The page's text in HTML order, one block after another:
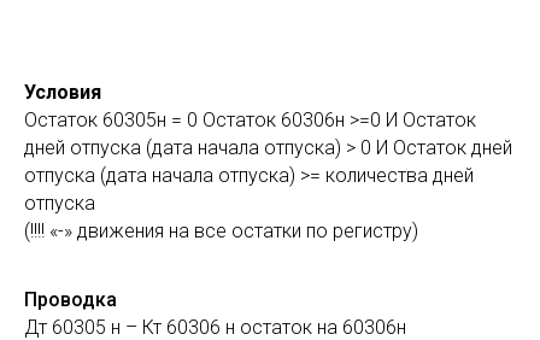
Условия
Остаток 60305н = 0 Остаток 60306н >=0 И Остаток
дней отпуска (дата начала отпуска) > 0 И Остаток дней
отпуска (дата начала отпуска) >= количества дней
отпуска
(!!!! «-» движения на все остатки по регистру)
Проводка
Дт 60305 н – Кт 60306 н остаток на 60306н